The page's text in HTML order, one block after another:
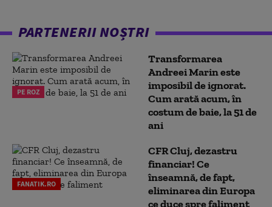
PARTENERII NOȘTRI
PE ROZ
Transformarea
Andreei Marin este
imposibil de ignorat.
Cum arată acum, în
costum de baie, la 51 de
ani
FANATIK.RO
CFR Cluj, dezastru
financiar! Ce
înseamnă, de fapt,
eliminarea din Europa
ce duce spre faliment